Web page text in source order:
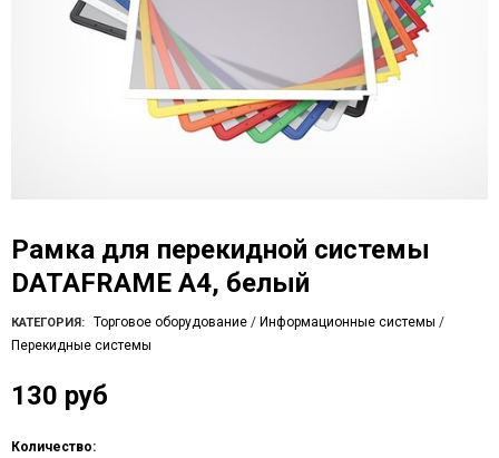
Рамка для перекидной системы
DATAFRAME A4, белый
КАТЕГОРИЯ: Торговое оборудование / Информационные системы /
Перекидные системы
130 руб
Количество: